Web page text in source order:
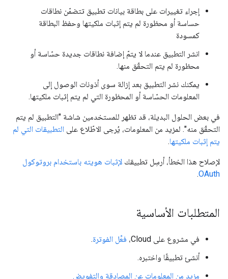
إجراء تغييرات على بطاقة بيانات تطبيق تتضمّن نطاقات
حساسة أو محظورة لم يتم إثبات ملكيتها وحفظ البطاقة
كمسودة
انشر التطبيق عندما لا يتمّ إضافة نطاقات جديدة حسّاسة أو
محظورة لم يتم التحقّق منها.
يمكنك نشر التطبيق بعد إزالة سوى أذونات الوصول إلى
المعلومات الحسّاسة أو المحظورة التي لم يتم إثبات ملكيتها.
في بعض الحلول البديلة، قد تظهر للمستخدمين شاشة "التطبيق لم يتم
التحقّق منه". لمزيد من المعلومات، يُرجى الاطّلاع على التطبيقات التي لم
يتم إثبات ملكيتها.
لإصلاح هذا الخطأ، أرسِل تطبيقك لإثبات هويته باستخدام بروتوكول
OAuth
.
المتطلبات الأساسية
في مشروع على Cloud، فعِّل الفوترة.
أنشئ تطبيقًا واختبره.
مزيد من المعلومات عن المصادقة والتفويض